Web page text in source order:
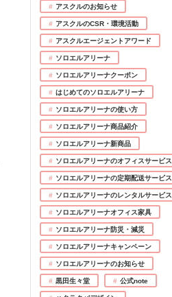
アスクルのお知らせ
アスクルのCSR・環境活動
アスクルエージェントアワード
ソロエルアリーナ
ソロエルアリーナクーポン
はじめてのソロエルアリーナ
ソロエルアリーナの使い方
ソロエルアリーナ商品紹介
ソロエルアリーナ新商品
ソロエルアリーナのオフィスサービス
ソロエルアリーナの定期配送サービス
ソロエルアリーナのレンタルサービス
ソロエルアリーナオフィス家具
ソロエルアリーナ防災・減災
ソロエルアリーナキャンペーン
ソロエルアリーナのお知らせ
黒田生々堂 公式note